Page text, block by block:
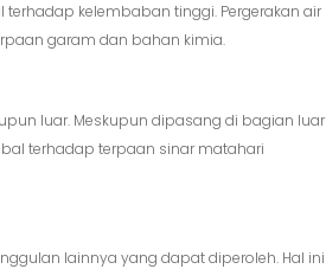
kelembaban tinggi. Pergerakan air
garam dan bahan kimia.
luar. Meskupun dipasang di bagian luar
terhadap terpaan sinar matahari
lainnya yang dapat diperoleh. Hal ini